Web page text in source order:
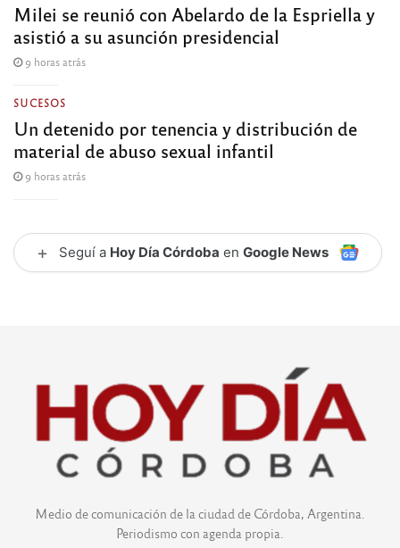
Milei se reunió con Abelardo de la Espriella y
asistió a su asunción presidencial
9 horas atrás
SUCESOS
Un detenido por tenencia y distribución de
material de abuso sexual infantil
9 horas atrás
+ Seguí a Hoy Día Córdoba en Google News
Medio de comunicación de la ciudad de Córdoba, Argentina.
Periodismo con agenda propia.